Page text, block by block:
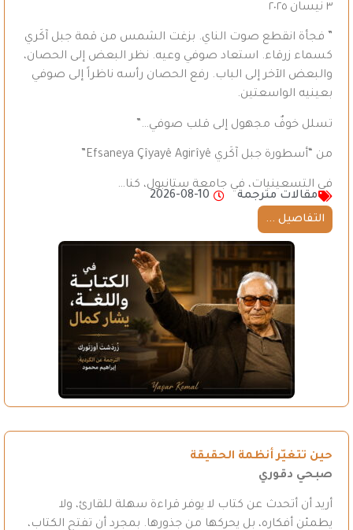
٣ نيسان ٢٠٢٥
” فجأة انقطع صوت الناي. بزغت الشمس من قمة جبل آكَري
كسماء زرقاء. استعاد صوفي وعيه. نظر البعض إلى الحصان،
والبعض الآخر إلى الباب. رفع الحصان رأسه ناظراً إلى صوفي
بعينيه الواسعتين.
تسلل خوفٌ مجهول إلى قلب صوفي…”
من “أسطورة جبل آكَري Efsaneya Çîyayê Agirîyê”
في التسعينيات، في جامعة ستانبول، كنا…
مقالات مترجمة
2026-08-10
التفاصيل ...
حين تتغيّر أنظمة الحقيقة
صبحي دقوري
أريد أن أتحدث عن كتاب لا يوفر قراءة سهلة للقارئ، ولا
يطمئن أفكاره، بل يحركها من جذورها. بمجرد أن تفتح الكتاب،